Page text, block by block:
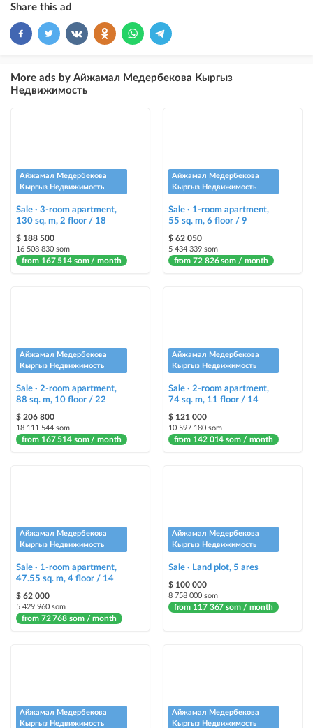
VIP
ad placement above free ads
+ paid promotion on Instagram
highlighting an ad in a different color among other ads
Auto UP
automatically up the ad
Stickers
Bright stickers with options will make your property stand out from the rest
and help sell it faster
Share this ad
More ads by Айжамал Медербекова Кыргыз
Недвижимость
Айжамал Медербекова
Кыргыз Недвижимость
Sale · 3-room apartment,
130 sq. m, 2 floor / 18
$ 188 500
16 508 830 som
from 167 514 som / month
Айжамал Медербекова
Кыргыз Недвижимость
Sale · 1-room apartment,
55 sq. m, 6 floor / 9
$ 62 050
5 434 339 som
from 72 826 som / month
Айжамал Медербекова
Кыргыз Недвижимость
Sale · 2-room apartment,
88 sq. m, 10 floor / 22
$ 206 800
18 111 544 som
from 167 514 som / month
Айжамал Медербекова
Кыргыз Недвижимость
Sale · 2-room apartment,
74 sq. m, 11 floor / 14
$ 121 000
10 597 180 som
from 142 014 som / month
Айжамал Медербекова
Кыргыз Недвижимость
Sale · 1-room apartment,
47.55 sq. m, 4 floor / 14
$ 62 000
5 429 960 som
from 72 768 som / month
Айжамал Медербекова
Кыргыз Недвижимость
Sale · Land plot, 5 ares
$ 100 000
8 758 000 som
from 117 367 som / month
Айжамал Медербекова
Кыргыз Недвижимость
Айжамал Медербекова
Кыргыз Недвижимость